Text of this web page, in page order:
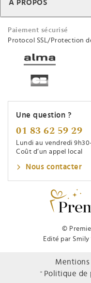
©
Edité par
À PROPOS
Paiement sécurisé
Protocol SSL/Protection
Une question ?
01 83 62 59 29
Lundi au vendredi
Coût d’un appel local
Nous contacter
Mentions
Politique de